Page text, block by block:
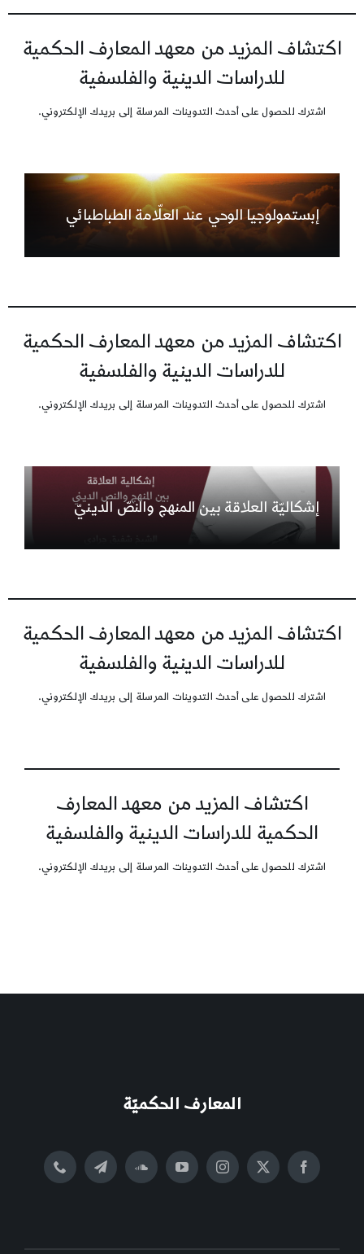
اكتشاف المزيد من معهد المعارف الحكمية
للدراسات الدينية والفلسفية
اشترك للحصول على أحدث التدوينات المرسلة إلى بريدك الإلكتروني.
إبستمولوجيا الوحي عند العلّامة الطباطبائي
اكتشاف المزيد من معهد المعارف الحكمية
للدراسات الدينية والفلسفية
اشترك للحصول على أحدث التدوينات المرسلة إلى بريدك الإلكتروني.
إشكاليّة العلاقة بين المنهج والنصّ الدينيّ
اكتشاف المزيد من معهد المعارف الحكمية
للدراسات الدينية والفلسفية
اشترك للحصول على أحدث التدوينات المرسلة إلى بريدك الإلكتروني.
اكتشاف المزيد من معهد المعارف
الحكمية للدراسات الدينية والفلسفية
اشترك للحصول على أحدث التدوينات المرسلة إلى بريدك الإلكتروني.
المعارف الحكميّة